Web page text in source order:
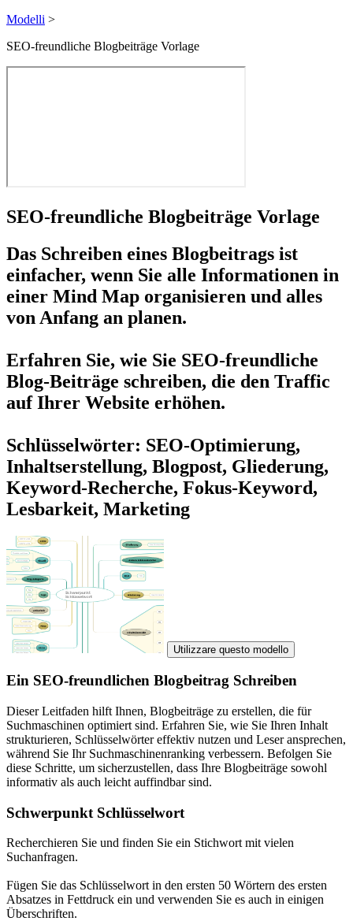
Modelli >
SEO-freundliche Blogbeiträge Vorlage
SEO-freundliche Blogbeiträge Vorlage
Das Schreiben eines Blogbeitrags ist
einfacher, wenn Sie alle Informationen in
einer Mind Map organisieren und alles
von Anfang an planen.
Erfahren Sie, wie Sie SEO-freundliche
Blog-Beiträge schreiben, die den Traffic
auf Ihrer Website erhöhen.
Schlüsselwörter: SEO-Optimierung,
Inhaltserstellung, Blogpost, Gliederung,
Keyword-Recherche, Fokus-Keyword,
Lesbarkeit, Marketing
Utilizzare questo modello
Ein SEO-freundlichen Blogbeitrag Schreiben
Dieser Leitfaden hilft Ihnen, Blogbeiträge zu erstellen, die für
Suchmaschinen optimiert sind. Erfahren Sie, wie Sie Ihren Inhalt
strukturieren, Schlüsselwörter effektiv nutzen und Leser ansprechen,
während Sie Ihr Suchmaschinenranking verbessern. Befolgen Sie
diese Schritte, um sicherzustellen, dass Ihre Blogbeiträge sowohl
informativ als auch leicht auffindbar sind.
Schwerpunkt Schlüsselwort
Recherchieren Sie und finden Sie ein Stichwort mit vielen
Suchanfragen.
Fügen Sie das Schlüsselwort in den ersten 50 Wörtern des ersten
Absatzes in Fettdruck ein und verwenden Sie es auch in einigen
Überschriften.